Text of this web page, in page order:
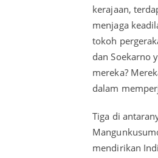
kerajaan,
menjaga
tokoh
dan Soekarno
mereka?
dalam
Tiga di
mendirikan